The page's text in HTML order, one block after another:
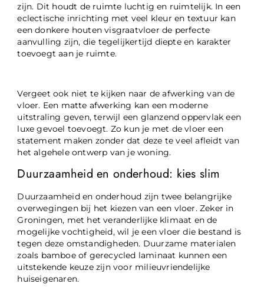
zijn. Dit houdt de ruimte luchtig en ruimtelijk. In een
eclectische inrichting met veel kleur en textuur kan
een donkere houten visgraatvloer de perfecte
aanvulling zijn, die tegelijkertijd diepte en karakter
toevoegt aan je ruimte.
Vergeet ook niet te kijken naar de afwerking van de
vloer. Een matte afwerking kan een moderne
uitstraling geven, terwijl een glanzend oppervlak een
luxe gevoel toevoegt. Zo kun je met de vloer een
statement maken zonder dat deze te veel afleidt van
het algehele ontwerp van je woning.
Duurzaamheid en onderhoud: kies slim
Duurzaamheid en onderhoud zijn twee belangrijke
overwegingen bij het kiezen van een vloer. Zeker in
Groningen, met het veranderlijke klimaat en de
mogelijke vochtigheid, wil je een vloer die bestand is
tegen deze omstandigheden. Duurzame materialen
zoals bamboe of gerecycled laminaat kunnen een
uitstekende keuze zijn voor milieuvriendelijke
huiseigenaren.